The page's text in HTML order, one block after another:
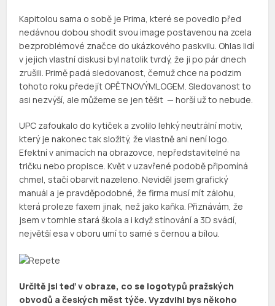
Kapitolou sama o sobě je Prima, které se povedlo před
nedávnou dobou shodit svou image postavenou na zcela
bezproblémové značce do ukázkového paskvilu. Ohlas lidí
v jejich vlastní diskusi byl natolik tvrdý, že ji po pár dnech
zrušili. Primě padá sledovanost, čemuž chce na podzim
tohoto roku předejít OPĚTNOVÝMLOGEM. Sledovanost to
asi nezvýší, ale můžeme se jen těšit — horší už to nebude.
UPC zafoukalo do kytiček a zvolilo lehký neutrální motiv,
který je nakonec tak složitý, že vlastně ani není logo.
Efektní v animacích na obrazovce, nepředstavitelné na
tričku nebo propisce. Květ v uzavřené podobě připomíná
chmel, stačí obarvit nazeleno. Neviděl jsem grafický
manuál a je pravděpodobné, že firma musí mít zálohu,
která proleze faxem jinak, než jako kaňka. Přiznávám, že
jsem v tomhle stará škola a i když stínování a 3D svádí,
největší esa v oboru umí to samé s černou a bílou.
Určitě jsi teď v obraze, co se logotypů pražských
obvodů a českých měst týče. Vyzdvihl bys někoho